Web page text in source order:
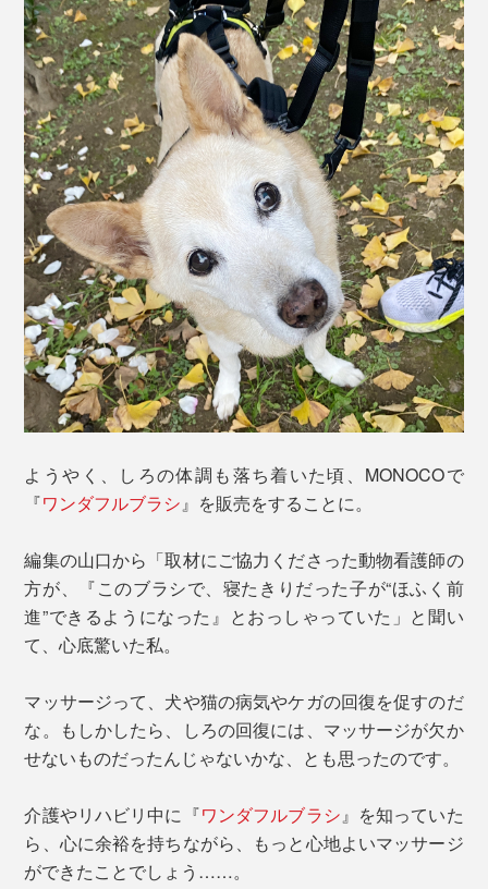
ようやく、しろの体調も落ち着いた頃、MONOCOで
『ワンダフルブラシ』を販売をすることに。
編集の山口から「取材にご協力くださった動物看護師の
方が、『このブラシで、寝たきりだった子が“ほふく前
進”できるようになった』とおっしゃっていた」と聞い
て、心底驚いた私。
マッサージって、犬や猫の病気やケガの回復を促すのだ
な。もしかしたら、しろの回復には、マッサージが欠か
せないものだったんじゃないかな、とも思ったのです。
介護やリハビリ中に『ワンダフルブラシ』を知っていた
ら、心に余裕を持ちながら、もっと心地よいマッサージ
ができたことでしょう……。